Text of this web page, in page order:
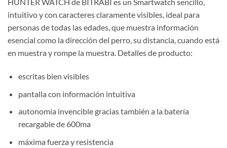
intuitivo y con caracteres claramente visibles, ideal para
personas de todas las edades, que muestra información
esencial como la dirección del perro, su distancia, cuandoestá
en muestra y rompe la muestra. Detalles de producto:
escritas bien visibles
pantalla con información intuitiva
autonomía invencible gracias también a la batería
recargable de 600ma
máxima fuerza y resistencia